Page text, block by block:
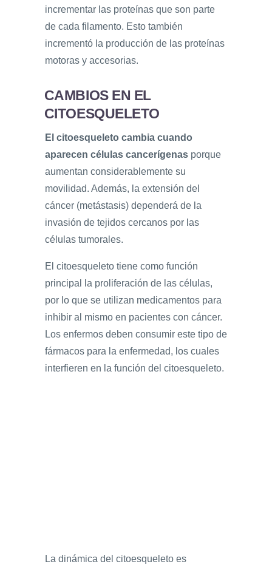
incrementar las proteínas que son parte
de cada filamento. Esto también
incrementó la producción de las proteínas
motoras y accesorias.
CAMBIOS EN EL
CITOESQUELETO
El citoesqueleto cambia cuando
aparecen células cancerígenas porque
aumentan considerablemente su
movilidad. Además, la extensión del
cáncer (metástasis) dependerá de la
invasión de tejidos cercanos por las
células tumorales.
El citoesqueleto tiene como función
principal la proliferación de las células,
por lo que se utilizan medicamentos para
inhibir al mismo en pacientes con cáncer.
Los enfermos deben consumir este tipo de
fármacos para la enfermedad, los cuales
interfieren en la función del citoesqueleto.
La dinámica del citoesqueleto es